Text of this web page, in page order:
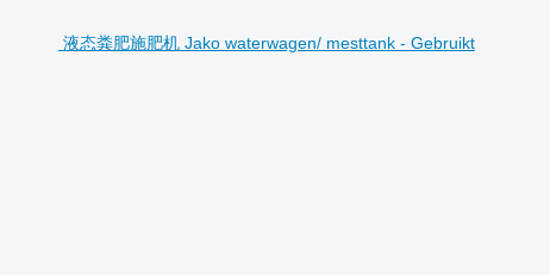
液态粪肥施肥机 Jako waterwagen/ mesttank - Gebruikt